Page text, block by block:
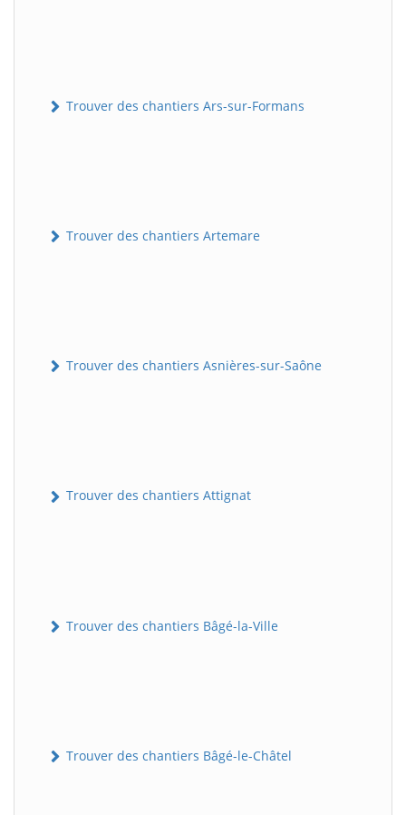
Trouver des chantiers Ars-sur-Formans
Trouver des chantiers Artemare
Trouver des chantiers Asnières-sur-Saône
Trouver des chantiers Attignat
Trouver des chantiers Bâgé-la-Ville
Trouver des chantiers Bâgé-le-Châtel